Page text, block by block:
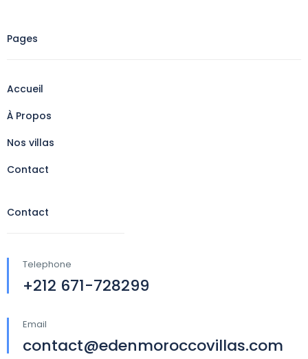
Pages
Accueil
À Propos
Nos villas
Contact
Contact
Telephone
+212 671-728299
Email
contact@edenmoroccovillas.com